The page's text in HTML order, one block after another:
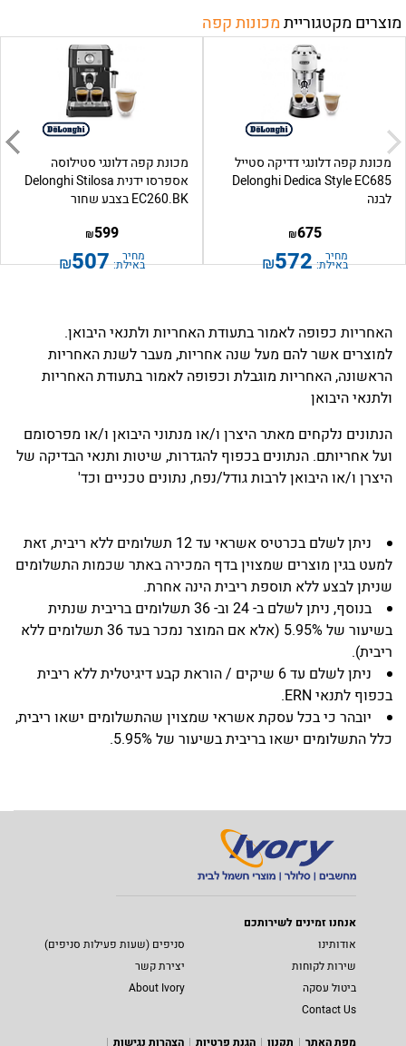
מוצרים מקטגורייתמכונות קפה
מכונת קפה דלונגי דדיקה סטייל
Delonghi Dedica Style EC685
לבנה
675
₪
מחיר
באילת: 572
₪
מכונת קפה דלונגי סטילוסה
אספרסו ידנית Delonghi Stilosa
EC260.BK בצבע שחור
599
₪
מחיר
באילת: 507
₪
האחריות כפופה לאמור בתעודת האחריות ולתנאי היבואן.
למוצרים אשר להם מעל שנה אחריות, מעבר לשנת האחריות
הראשונה, האחריות מוגבלת וכפופה לאמור בתעודת האחריות
ולתנאי היבואן
הנתונים נלקחים מאתר היצרן ו/או מנתוני היבואן ו/או מפרסומם
ועל אחריותם. הנתונים בכפוף להגדרות, שיטות ותנאי הבדיקה של
היצרן ו/או היבואן לרבות גודל/נפח, נתונים טכניים וכד'
ניתן לשלם בכרטיס אשראי עד 12 תשלומים ללא ריבית, זאת
למעט בגין מוצרים שמצוין בדף המכירה באתר שכמות התשלומים
שניתן לבצע ללא תוספת ריבית הינה אחרת.
בנוסף, ניתן לשלם ב- 24 וב- 36 תשלומים בריבית שנתית
בשיעור של 5.95% (אלא אם המוצר נמכר בעד 36 תשלומים ללא
ריבית).
ניתן לשלם עד 6 שיקים / הוראת קבע דיגיטלית ללא ריבית
בכפוף לתנאי ERN.
יובהר כי בכל עסקת אשראי שמצוין שהתשלומים ישאו ריבית,
כלל התשלומים ישאו בריבית בשיעור של 5.95%.
אנחנו זמינים לשירותכם
אודותינו
סניפים (שעות פעילות סניפים)
שירות לקוחות
יצירת קשר
ביטול עסקה
About Ivory
Contact Us
מפת האתר
תקנון הגנת פרטיות
הצהרות נגישות